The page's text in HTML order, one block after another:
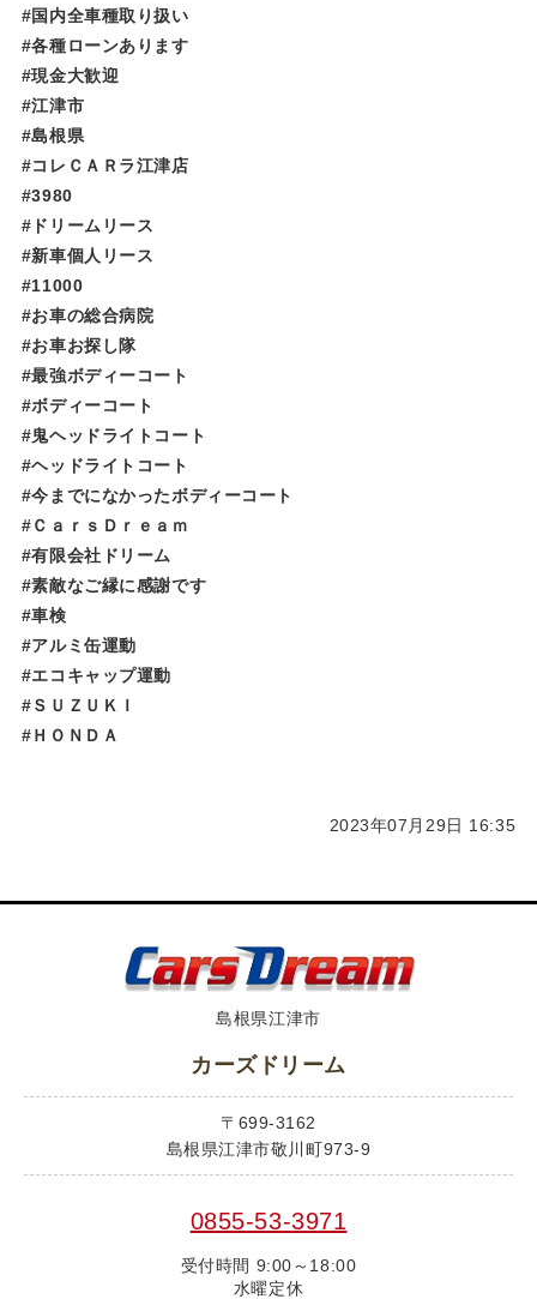
#国内全車種取り扱い
#各種ローンあります
#現金大歓迎
#江津市
#島根県
#コレＣＡＲラ江津店
#3980
#ドリームリース
#新車個人リース
#11000
#お車の総合病院
#お車お探し隊
#最強ボディーコート
#ボディーコート
#鬼ヘッドライトコート
#ヘッドライトコート
#今までになかったボディーコート
#ＣａｒｓＤｒｅａｍ
#有限会社ドリーム
#素敵なご縁に感謝です
#車検
#アルミ缶運動
#エコキャップ運動
#ＳＵＺＵＫＩ
#ＨＯＮＤＡ
2023年07月29日 16:35
島根県江津市
カーズドリーム
〒699-3162
島根県江津市敬川町973-9
0855-53-3971
受付時間 9:00～18:00
水曜定休